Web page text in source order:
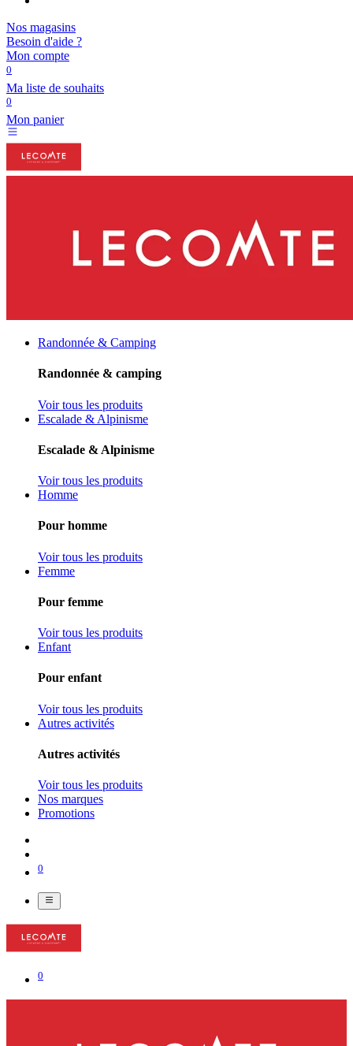
Nos magasins
Besoin d'aide ?
Mon compte
0
Ma liste de souhaits
0
Mon panier
Randonnée & Camping
Randonnée & camping
Voir tous les produits
Escalade & Alpinisme
Escalade & Alpinisme
Voir tous les produits
Homme
Pour homme
Voir tous les produits
Femme
Pour femme
Voir tous les produits
Enfant
Pour enfant
Voir tous les produits
Autres activités
Autres activités
Voir tous les produits
Nos marques
Promotions
0
0